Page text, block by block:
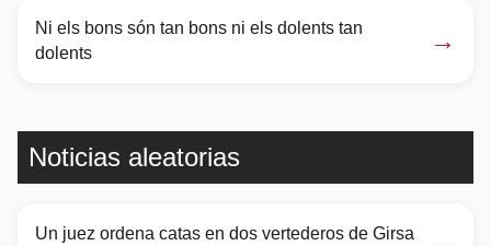
Ni els bons són tan bons ni els dolents tan
dolents
→
Noticias aleatorias
Un juez ordena catas en dos vertederos de Girsa